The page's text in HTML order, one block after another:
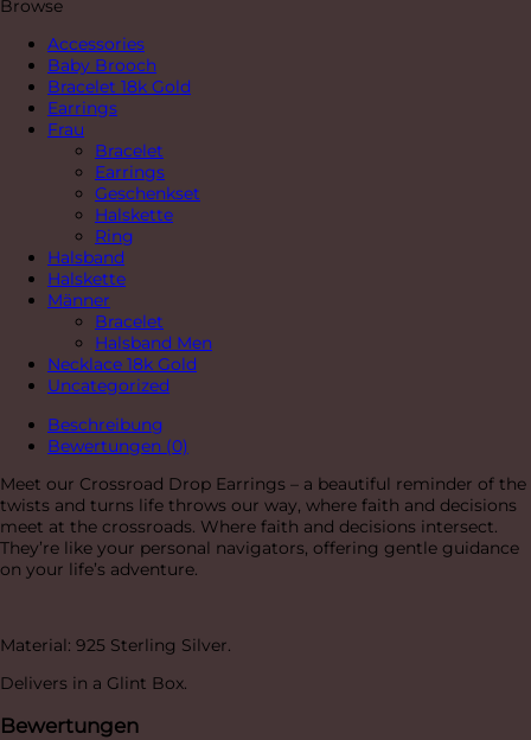
Browse
Accessories
Baby Brooch
Bracelet 18k Gold
Earrings
Frau
Bracelet
Earrings
Geschenkset
Halskette
Ring
Halsband
Halskette
Männer
Bracelet
Halsband Men
Necklace 18k Gold
Uncategorized
Beschreibung
Bewertungen (0)
Meet our Crossroad Drop Earrings – a beautiful reminder of the
twists and turns life throws our way, where faith and decisions
meet at the crossroads. Where faith and decisions intersect.
They’re like your personal navigators, offering gentle guidance
on your life’s adventure.
Material: 925 Sterling Silver.
Delivers in a Glint Box.
Bewertungen